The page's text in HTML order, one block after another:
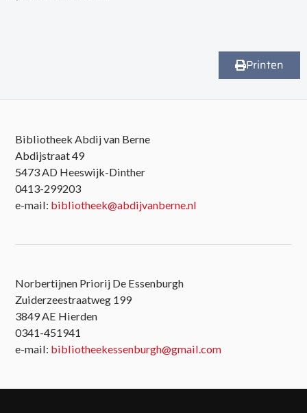
Printen
Bibliotheek Abdij van Berne
Abdijstraat 49
5473 AD Heeswijk-Dinther
0413-299203
e-mail: bibliotheek@abdijvanberne.nl
Norbertijnen Priorij De Essenburgh
Zuiderzeestraatweg 199
3849 AE Hierden
0341-451941
e-mail: bibliotheekessenburgh@gmail.com